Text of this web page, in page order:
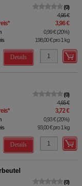
0
4,95 €
* 3,96 €
0,99 €(20%)
198,00 €pro 1 kg
Details
0
4,65 €
* 3,72 €
0,93 €(20%)
93,00 €pro 1 kg
Details
0